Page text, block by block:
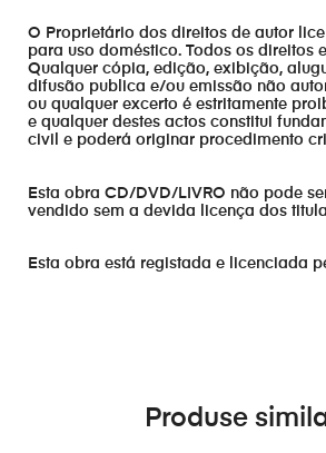
O Proprietário dos direitos de autor
para uso doméstico. Todos os direitos
Qualquer cópia, edição, exibição,
difusão publica e/ou emissão não
ou qualquer excerto é estritamente
e qualquer destes actos constitui
civil e poderá originar procedimento
Esta obra CD/DVD/LIVRO não pode
vendido sem a devida licença dos
Esta obra está registada e licenciada
Produse